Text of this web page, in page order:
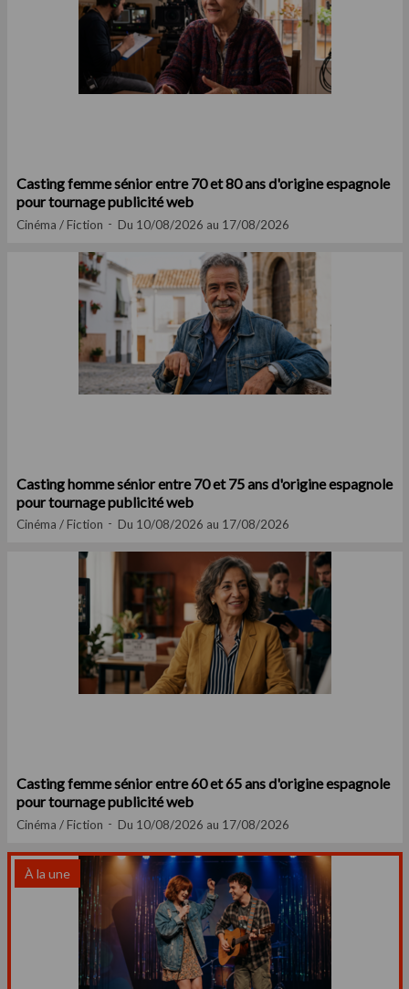
Casting femme sénior entre 70 et 80 ans d'origine espagnole
pour tournage publicité web
Cinéma / Fiction Du 10/08/2026 au 17/08/2026
Casting homme sénior entre 70 et 75 ans d'origine espagnole
pour tournage publicité web
Cinéma / Fiction Du 10/08/2026 au 17/08/2026
Casting femme sénior entre 60 et 65 ans d'origine espagnole
pour tournage publicité web
Cinéma / Fiction Du 10/08/2026 au 17/08/2026
À la une